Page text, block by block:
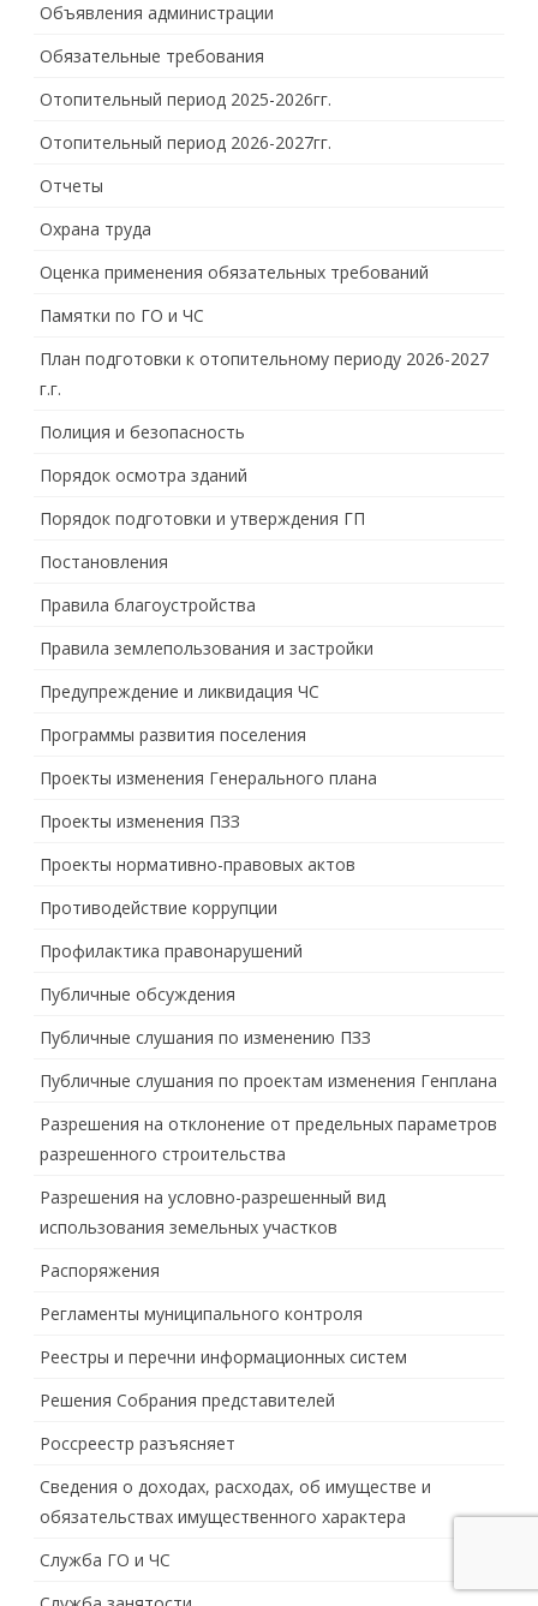
Объявления администрации
Обязательные требования
Отопительный период 2025-2026гг.
Отопительный период 2026-2027гг.
Отчеты
Охрана труда
Оценка применения обязательных требований
Памятки по ГО и ЧС
План подготовки к отопительному периоду 2026-2027
г.г.
Полиция и безопасность
Порядок осмотра зданий
Порядок подготовки и утверждения ГП
Постановления
Правила благоустройства
Правила землепользования и застройки
Предупреждение и ликвидация ЧС
Программы развития поселения
Проекты изменения Генерального плана
Проекты изменения ПЗЗ
Проекты нормативно-правовых актов
Противодействие коррупции
Профилактика правонарушений
Публичные обсуждения
Публичные слушания по изменению ПЗЗ
Публичные слушания по проектам изменения Генплана
Разрешения на отклонение от предельных параметров
разрешенного строительства
Разрешения на условно-разрешенный вид
использования земельных участков
Распоряжения
Регламенты муниципального контроля
Реестры и перечни информационных систем
Решения Собрания представителей
Россреестр разъясняет
Сведения о доходах, расходах, об имуществе и
обязательствах имущественного характера
Служба ГО и ЧС